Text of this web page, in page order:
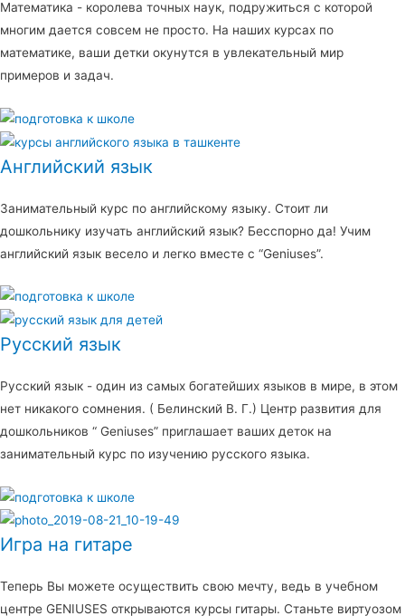
Математика - королева точных наук, подружиться с которой
многим дается совсем не просто. На наших курсах по
математике, ваши детки окунутся в увлекательный мир
примеров и задач.
Английский язык
Занимательный курс по английскому языку. Стоит ли
дошкольнику изучать английский язык? Бесспорно да! Учим
английский язык весело и легко вместе с “Geniuses”.
Русский язык
Русский язык - один из самых богатейших языков в мире, в этом
нет никакого сомнения. ( Белинский В. Г.) Центр развития для
дошкольников “ Geniuses” приглашает ваших деток на
занимательный курс по изучению русского языка.
Игра на гитаре
Теперь Вы можете осуществить свою мечту, ведь в учебном
центре GENIUSES открываются курсы гитары. Станьте виртуозом